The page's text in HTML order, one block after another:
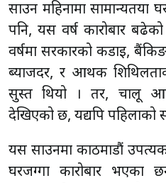
साउन महिनामा सामान्यतया
पनि, यस वर्ष कारोबार
वर्षमा सरकारको कडाइ,
ब्याजदर, र आर्थिक
सुस्त थियो । तर, चालू
देखिएको छ, यद्यपि
यस साउनमा काठमाडौं
घरजग्गा कारोबार भएका